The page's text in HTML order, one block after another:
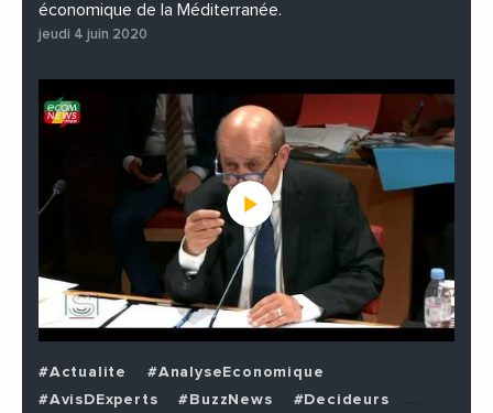
économique de la Méditerranée.
jeudi 4 juin 2020
#Actualite
#AnalyseEconomique
#AvisDExperts
#BuzzNews
#Decideurs